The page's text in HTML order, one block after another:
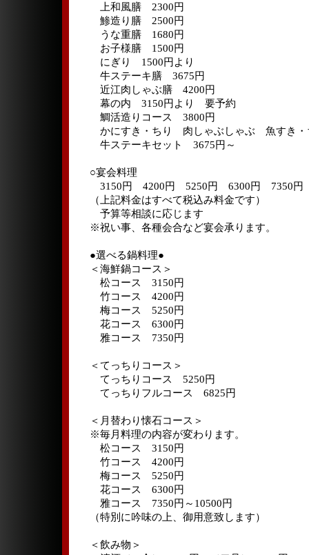
上和風膳 2300円
鯵造り膳 2500円
うな重膳 1680円
お子様膳 1500円
にぎり 1500円より
牛ステーキ膳 3675円
近江肉しゃぶ膳 4200円
幕の内 3150円より 要予約
鯛活造りコース 3800円
かにすき・ちり 肉しゃぶしゃぶ 魚すき
牛ステーキセット 3675円～
○宴会料理
3150円 4200円 5250円 6300円 7350円
（上記料金はすべて税込み料金です）
予算等相談に応じます
※祝い事、各種会合など宴会承ります。
●選べる鍋料理●
＜海鮮鍋コース＞
松コース 3150円
竹コース 4200円
梅コース 5250円
花コース 6300円
雅コース 7350円
＜てっちりコース＞
てっちりコース 5250円
てっちりフルコース 6825円
＜月替わり懐石コース＞
※毎月料理の内容が変わります。
松コース 3150円
竹コース 4200円
梅コース 5250円
花コース 6300円
雅コース 7350円～10500円
（特別に吟味の上、御用意致します）
＜飲み物＞